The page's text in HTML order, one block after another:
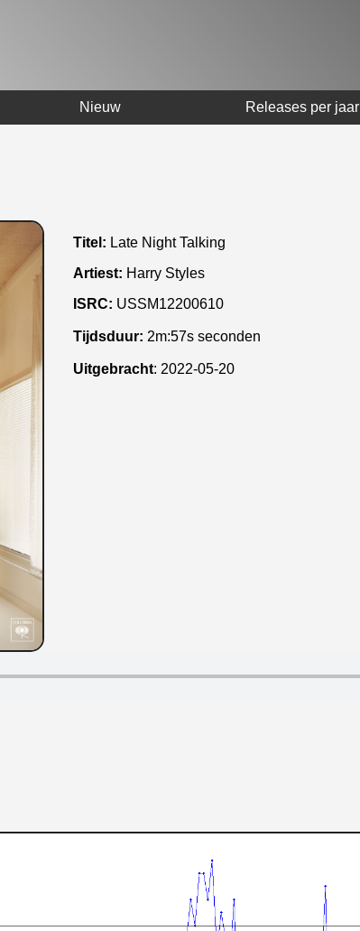
Nieuw Releases per jaar
Titel: Late Night Talking
Artiest: Harry Styles
ISRC: USSM12200610
Tijdsduur: 2m:57s seconden
Uitgebracht: 2022-05-20